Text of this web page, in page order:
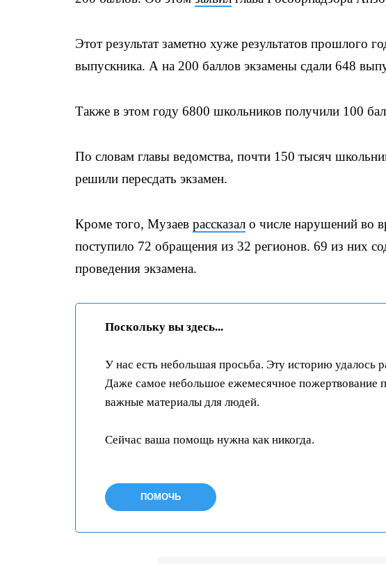
Этот результат заметно хуже результатов прошлого
выпускника. А на 200 баллов экзамены сдали 648
Также в этом году 6800 школьников получили 100
По словам главы ведомства, почти 150 тысяч
решили пересдать экзамен.
Кроме того, Музаев рассказал о числе нарушений во
поступило 72 обращения из 32 регионов. 69 из них
проведения экзамена.
Поскольку вы здесь...
У нас есть небольшая просьба. Эту историю удалось
Даже самое небольшое ежемесячное пожертвование
важные материалы для людей.
Сейчас ваша помощь нужна как никогда.
ПОМОЧЬ